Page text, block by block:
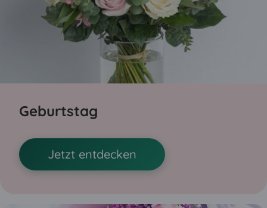
Geburtstag
Jetzt entdecken